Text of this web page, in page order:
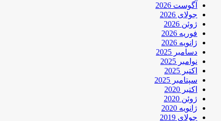
آگوست 2026
جولای 2026
ژوئن 2026
فوریه 2026
ژانویه 2026
دسامبر 2025
نوامبر 2025
اکتبر 2025
سپتامبر 2025
اکتبر 2020
ژوئن 2020
ژانویه 2020
جولای 2019